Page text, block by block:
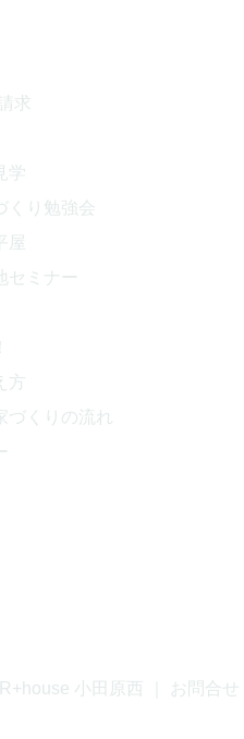
求
学
くり勉強会
屋
セミナー
方
づくりの流れ
R+house 小田原西 お問合せ